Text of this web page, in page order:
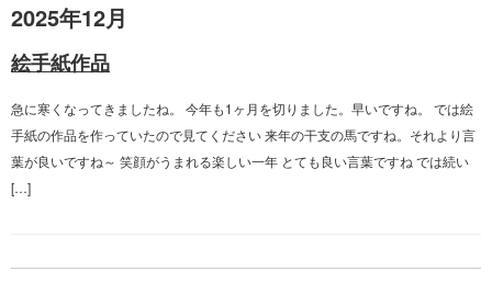
2025年12月
絵手紙作品
急に寒くなってきましたね。 今年も1ヶ月を切りました。早いですね。 では絵
手紙の作品を作っていたので見てください 来年の干支の馬ですね。それより言
葉が良いですね～ 笑顔がうまれる楽しい一年 とても良い言葉ですね では続い
[…]